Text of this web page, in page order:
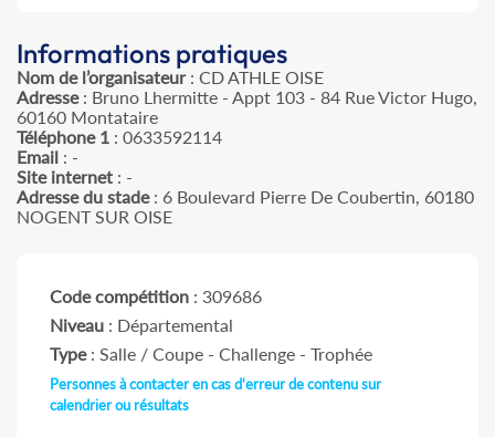
Informations pratiques
Nom de l’organisateur: CD ATHLE OISE
Adresse: Bruno Lhermitte - Appt 103 - 84 Rue Victor Hugo,
60160 Montataire
Téléphone 1 : 0633592114
Email : -
Site internet : -
Adresse du stade: 6 Boulevard Pierre De Coubertin, 60180
NOGENT SUR OISE
Code compétition : 309686
Niveau : Départemental
Type: Salle / Coupe - Challenge - Trophée
Personnes à contacter en cas d'erreur de contenu sur
calendrier ou résultats